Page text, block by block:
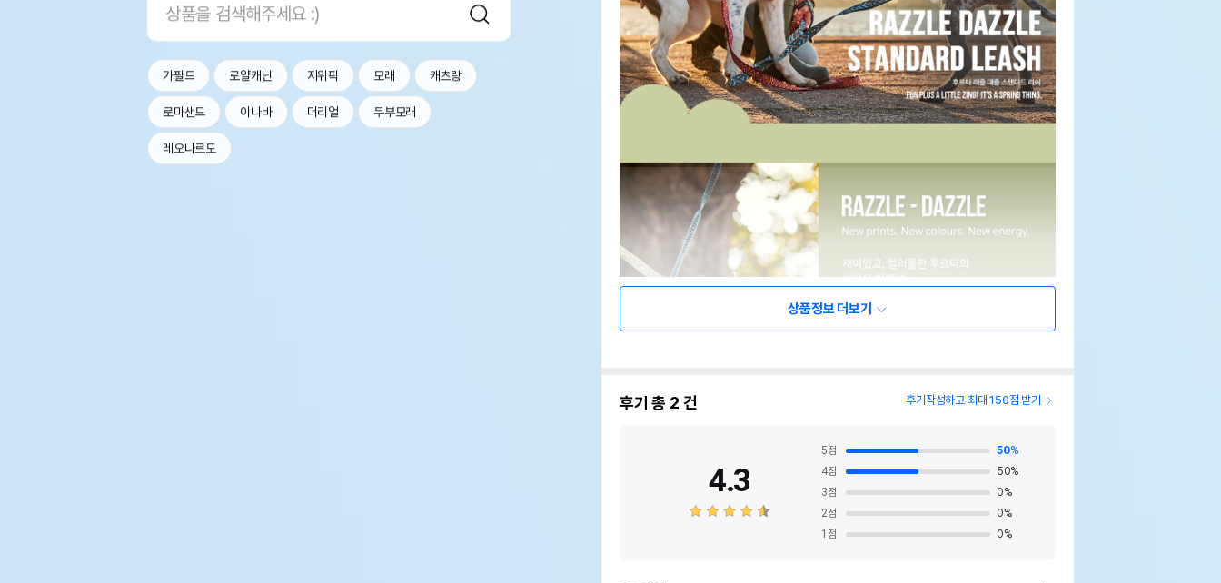
가필드 로얄캐닌 지위픽 모래 캐츠랑
로마샌드 이나바 더리얼 두부모래
레오나르도
상품정보 더보기
후기 총 2 건 후기작성하고 최대 150점 받기
4.3
5점 50%
4점 50%
3점 0%
2점 0%
1 점 0%